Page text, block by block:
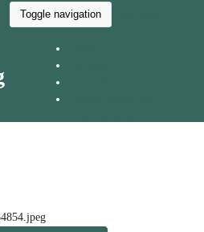
Toggle navigation